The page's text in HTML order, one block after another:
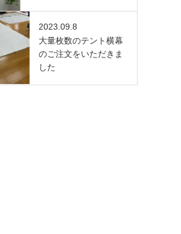
2023.09.8
大量枚数のテント横幕
のご注文をいただきま
した